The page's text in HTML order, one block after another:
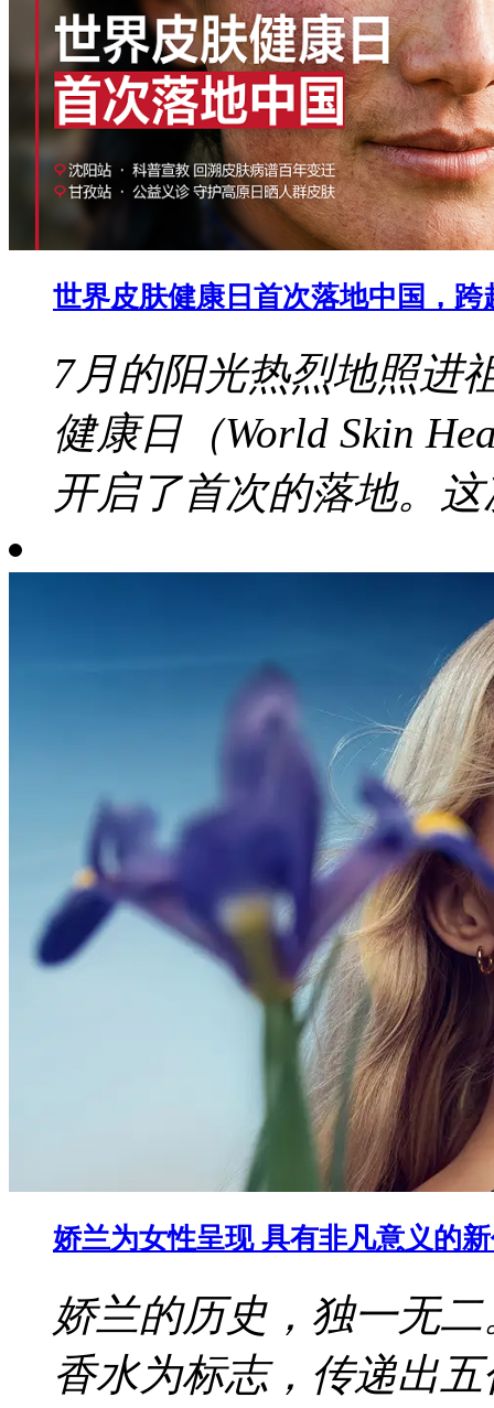
世界皮肤健康日首次落地中国，
7月的阳光热烈地照进
健康日（World Skin
开启了首次的落地。这
娇兰为女性呈现 具有非凡意义的
娇兰的历史，独一无
香水为标志，传递出